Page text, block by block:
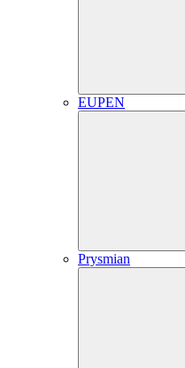
EUPEN
Prysmian